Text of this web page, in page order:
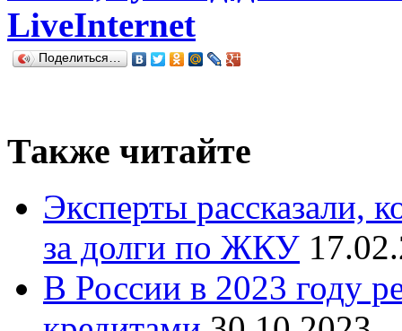
LiveInternet
Поделиться…
Также читайте
Эксперты рассказали,
за долги по ЖКУ
В России в 2023 году